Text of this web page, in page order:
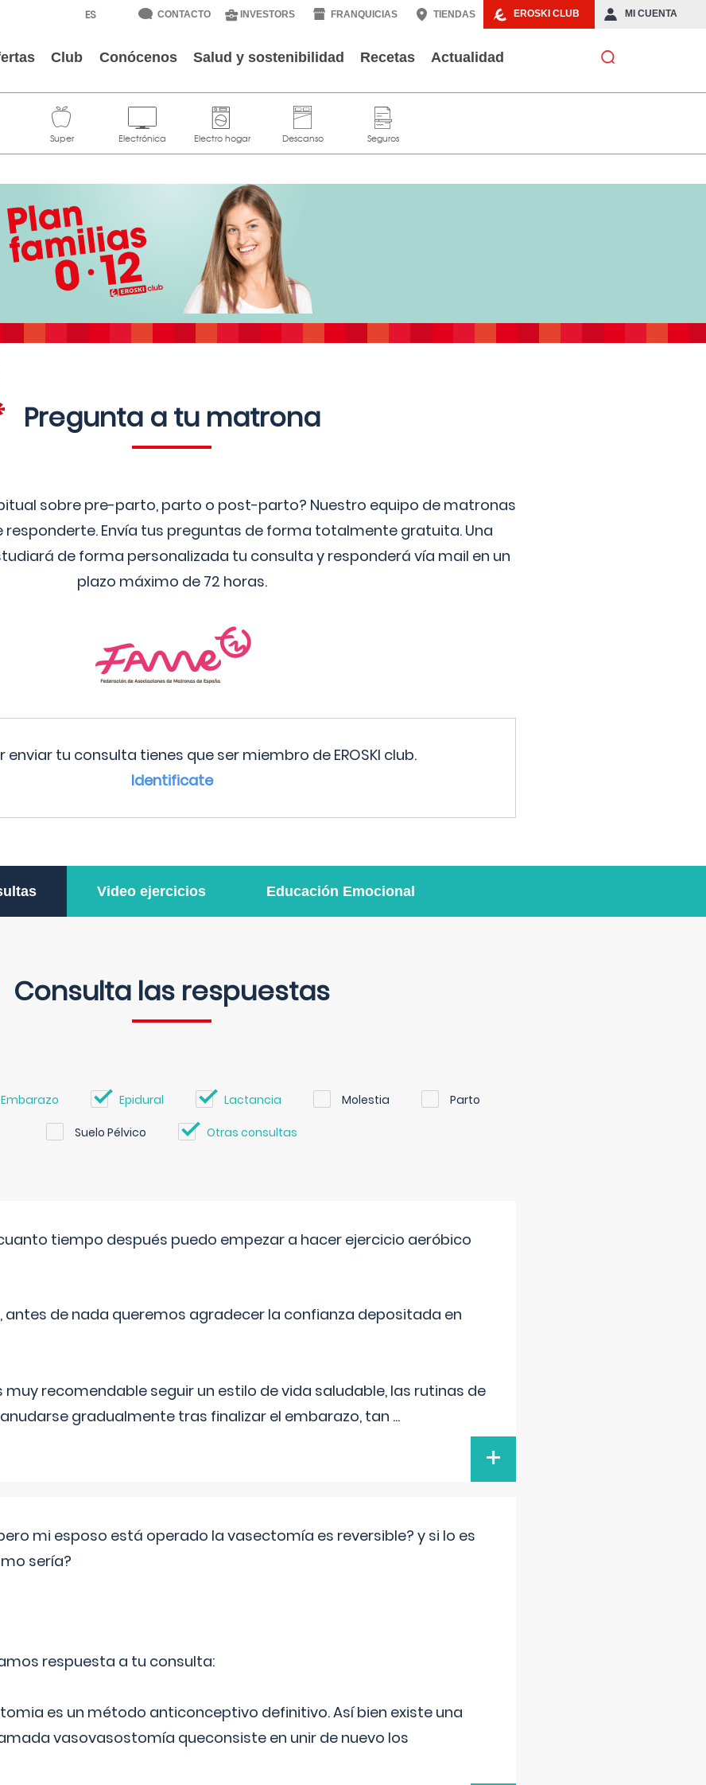
EROSKI CLUB MI CUENTA
CONTACTO INVESTORS FRANQUICIAS TIENDAS
Club Conócenos Salud y sostenibilidad Recetas Actualidad
Pregunta a tu matrona
sobre pre-parto, parto o post-parto? Nuestro equipo de matronas
Envía tus preguntas de forma totalmente gratuita. Una
de forma personalizada tu consulta y responderá vía mail en un
plazo máximo de 72 horas.
enviar tu consulta tienes que ser miembro de EROSKI club.
Identificate
Video ejercicios Educación Emocional
Consulta las respuestas
Embarazo Epidural Lactancia Molestia Parto
Suelo Pélvico Otras consultas
tiempo después puedo empezar a hacer ejercicio aeróbico
antes de nada queremos agradecer la confianza depositada en
muy recomendable seguir un estilo de vida saludable, las rutinas de
gradualmente tras finalizar el embarazo, tan ...
+
mi esposo está operado la vasectomía es reversible? y si lo es
sería?
respuesta a tu consulta:
es un método anticonceptivo definitivo. Así bien existe una
vasovasostomía queconsiste en unir de nuevo los